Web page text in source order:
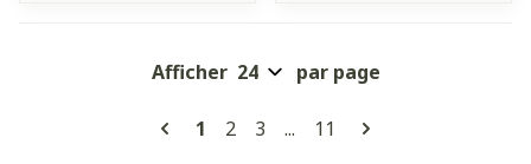
Pages
Vous lisez actuellement la page
1 Page
2 Page
3 ... Page
11
Afficher par page